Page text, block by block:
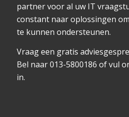
partner voor al uw IT
constant naar oplossingen
te kunnen ondersteunen.
Vraag een gratis
Bel naar 013-5800186 of vul
in.